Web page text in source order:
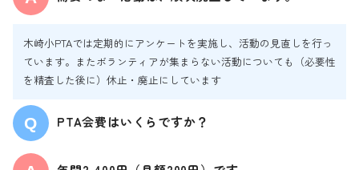
木崎小PTAでは定期的にアンケートを実施し、活動の見直しを行っ
ています。またボランティアが集まらない活動についても（必要性
を精査した後に）休止・廃止にしています
PTA会費はいくらですか？